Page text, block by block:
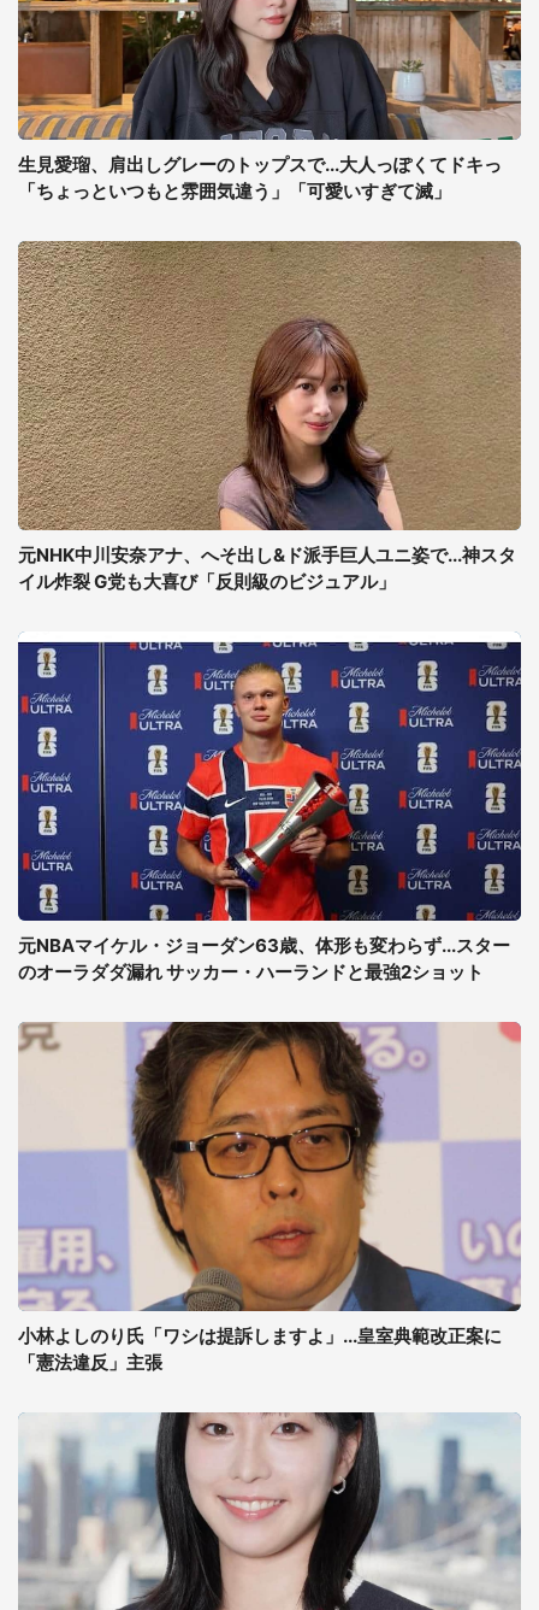
生見愛瑠、肩出しグレーのトップスで...大人っぽくてドキっ
「ちょっといつもと雰囲気違う」「可愛いすぎて滅」
元NHK中川安奈アナ、へそ出し&ド派手巨人ユニ姿で...神スタ
イル炸裂 G党も大喜び「反則級のビジュアル」
元NBAマイケル・ジョーダン63歳、体形も変わらず...スター
のオーラダダ漏れ サッカー・ハーランドと最強2ショット
小林よしのり氏「ワシは提訴しますよ」...皇室典範改正案に
「憲法違反」主張